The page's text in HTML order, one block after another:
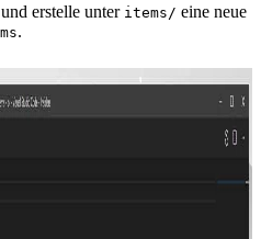
erstelle unter items/ eine neue
.